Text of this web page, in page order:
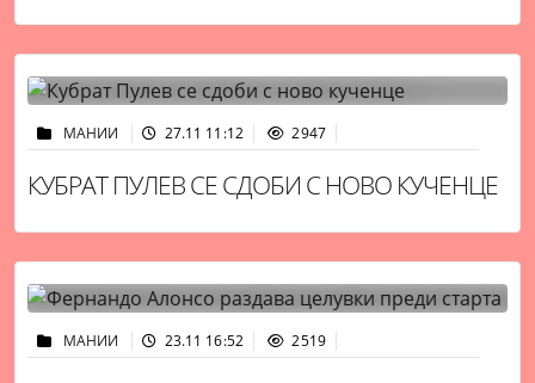
МАНИИ 27.11 11:12 2947
КУБРАТ ПУЛЕВ СЕ СДОБИ С НОВО КУЧЕНЦЕ
МАНИИ 23.11 16:52 2519